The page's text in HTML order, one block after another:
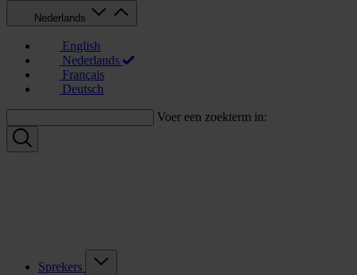
Nederlands
English
Nederlands
Français
Deutsch
Voer een zoekterm in:
Sprekers